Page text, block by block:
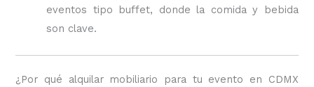
eventos tipo buffet, donde la comida y bebida
son clave.
¿Por qué alquilar mobiliario para tu evento en CDMX